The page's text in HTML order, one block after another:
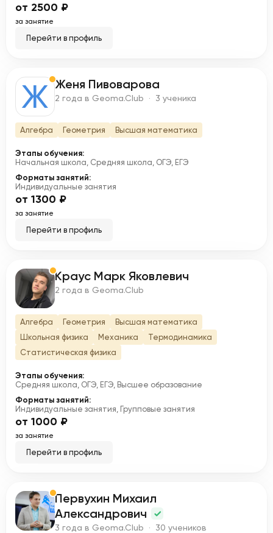
от 2500 ₽
за занятие
Перейти в профиль
Ж Женя Пивоварова
2 года в Geoma.Club · 3 ученика
Алгебра Геометрия Высшая математика
Этапы обучения:
Начальная школа, Средняя школа, ОГЭ, ЕГЭ
Форматы занятий:
Индивидуальные занятия
от 1300 ₽
за занятие
Перейти в профиль
К Краус Марк Яковлевич
2 года в Geoma.Club
Алгебра Геометрия
Высшая математика
Школьная физика
Механика
Термодинамика
Статистическая физика
Этапы обучения:
Средняя школа, ОГЭ, ЕГЭ, Высшее образование
Форматы занятий:
Индивидуальные занятия, Групповые занятия
от 1000 ₽
за занятие
Перейти в профиль
П
Первухин Михаил
Александрович
3 года в Geoma.Club · 30 учеников